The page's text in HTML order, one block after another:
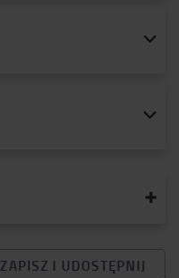
ZAPISZ I UDOSTĘPNIJ